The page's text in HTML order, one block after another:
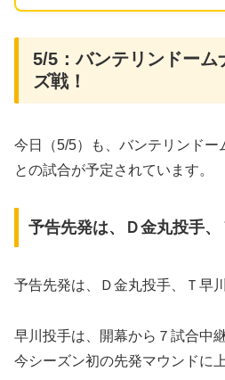
5/5：バンテリンドーム
ズ戦！
今日（5/5）も、バンテリンドー
との試合が予定されています。
予告先発は、Ｄ金丸投手
予告先発は、Ｄ金丸投手、Ｔ早
早川投手は、開幕から７試合中
今シーズン初の先発マウンドに